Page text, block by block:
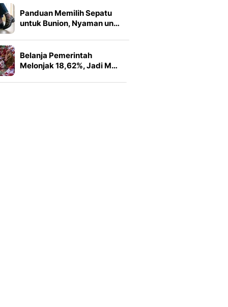
Panduan Memilih Sepatu
untuk Bunion, Nyaman un…
Belanja Pemerintah
Melonjak 18,62%, Jadi M…